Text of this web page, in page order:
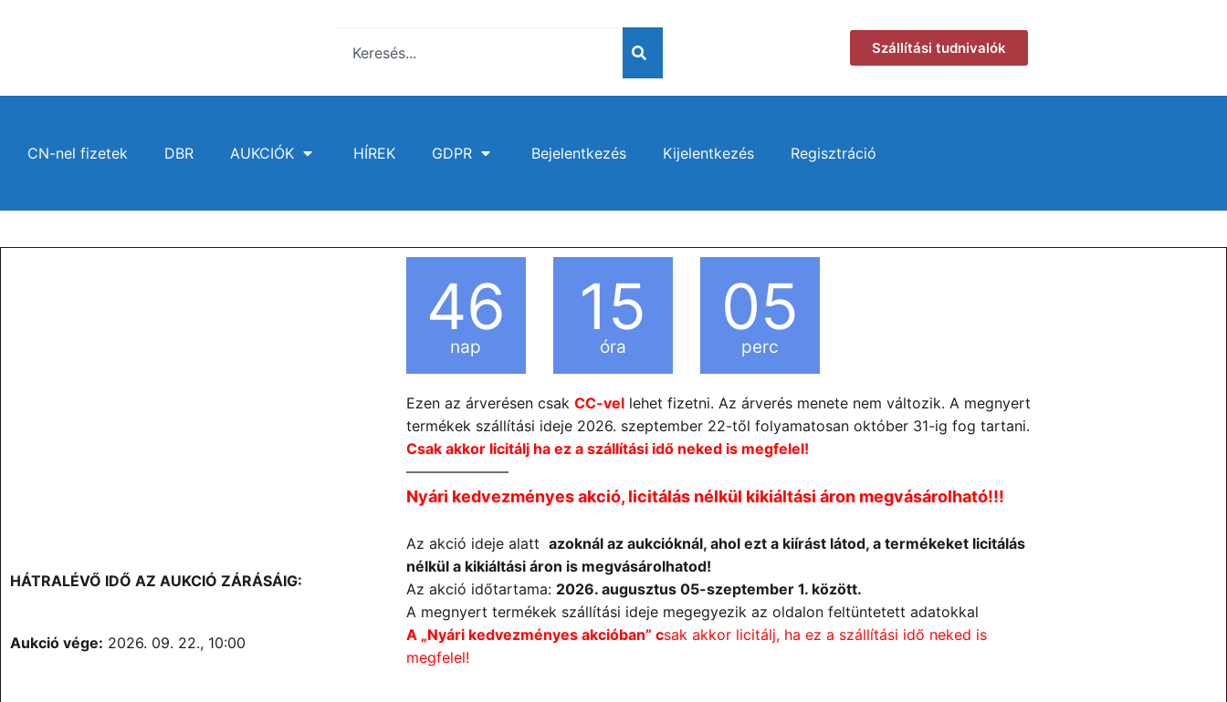
Szállítási tudnivalók
CN-nel fizetek DBR AUKCIÓK HÍREK GDPR Bejelentkezés Kijelentkezés Regisztráció
HÁTRALÉVŐ IDŐ AZ AUKCIÓ ZÁRÁSÁIG:
Aukció vége: 2026. 09. 22., 10:00
46
nap
15
óra
05
perc
Ezen az árverésen csak CC-vel lehet fizetni. Az árverés menete nem változik. A megnyert
termékek szállítási ideje 2026. szeptember 22-től folyamatosan október 31-ig fog tartani.
Csak akkor licitálj ha ez a szállítási idő neked is megfelel!
———————
Nyári kedvezményes akció, licitálás nélkül kikiáltási áron megvásárolható!!!
Az akció ideje alatt azoknál az aukcióknál, ahol ezt a kiírást látod, a termékeket licitálás
nélkül a kikiáltási áron is megvásárolhatod!
Az akció időtartama: 2026. augusztus 05-szeptember 1. között.
A megnyert termékek szállítási ideje megegyezik az oldalon feltüntetett adatokkal
A „Nyári kedvezményes akcióban” csak akkor licitálj, ha ez a szállítási idő neked is
megfelel!